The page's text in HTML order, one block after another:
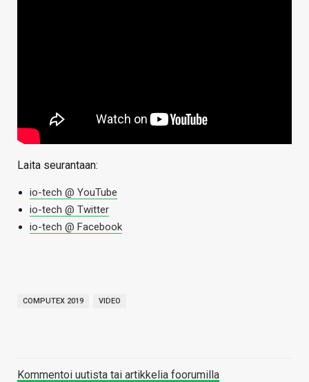
Laita seurantaan:
io-tech @ YouTube
io-tech @ Twitter
io-tech @ Facebook
COMPUTEX 2019 VIDEO
Kommentoi uutista tai artikkelia foorumilla